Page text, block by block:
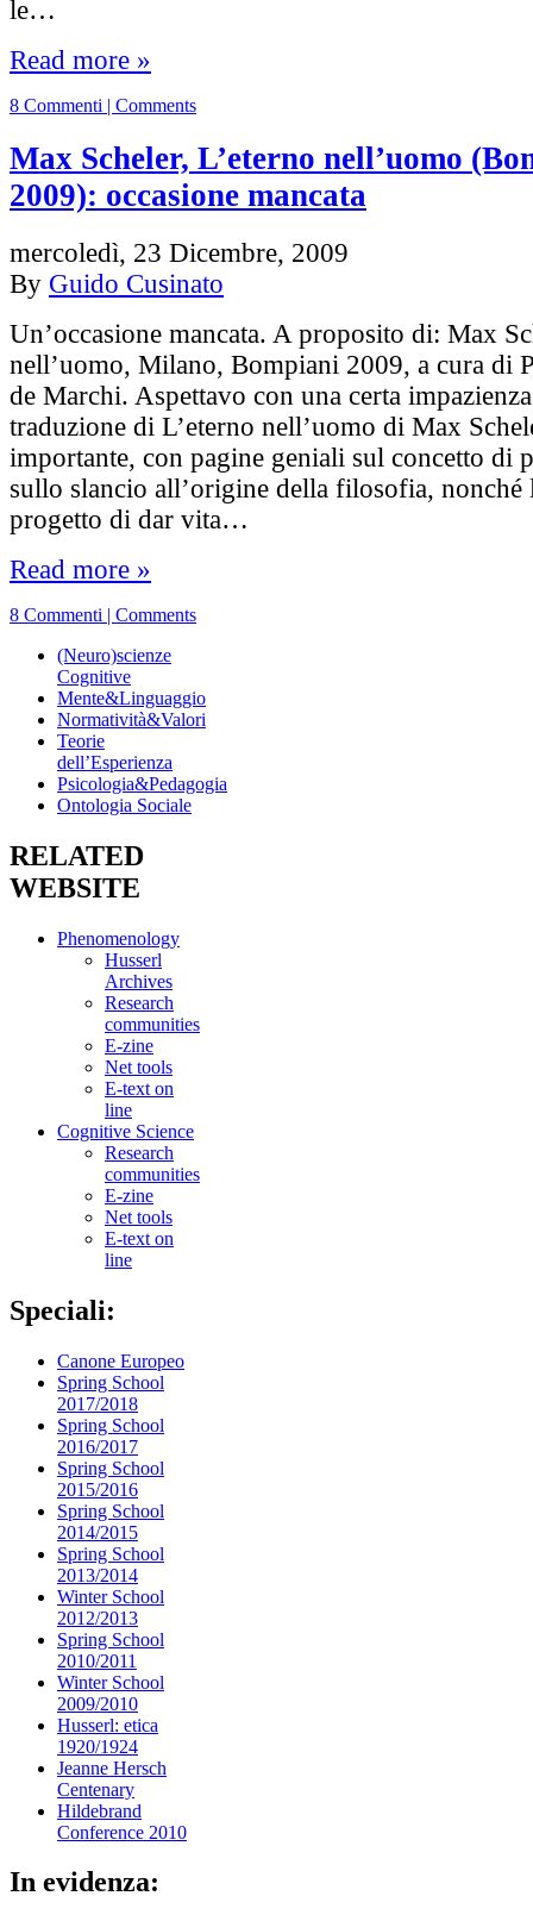
le…
Read more »
8 Commenti | Comments
Max Scheler, L’eterno nell’uomo
2009): occasione mancata
mercoledì, 23 Dicembre, 2009
By Guido Cusinato
Un’occasione mancata. A proposito di: Max
nell’uomo, Milano, Bompiani 2009, a cura di
de Marchi. Aspettavo con una certa
traduzione di L’eterno nell’uomo di Max
importante, con pagine geniali sul concetto di
sullo slancio all’origine della filosofia, nonché
progetto di dar vita…
Read more »
8 Commenti | Comments
(Neuro)scienze
Cognitive
Mente&Linguaggio
Normatività&Valori
Teorie
dell’Esperienza
Psicologia&Pedagogia
Ontologia Sociale
RELATED
WEBSITE
Phenomenology
Husserl
Archives
Research
communities
E-zine
Net tools
E-text on
line
Cognitive Science
Research
communities
E-zine
Net tools
E-text on
line
Speciali:
Canone Europeo
Spring School
2017/2018
Spring School
2016/2017
Spring School
2015/2016
Spring School
2014/2015
Spring School
2013/2014
Winter School
2012/2013
Spring School
2010/2011
Winter School
2009/2010
Husserl: etica
1920/1924
Jeanne Hersch
Centenary
Hildebrand
Conference 2010
In evidenza: